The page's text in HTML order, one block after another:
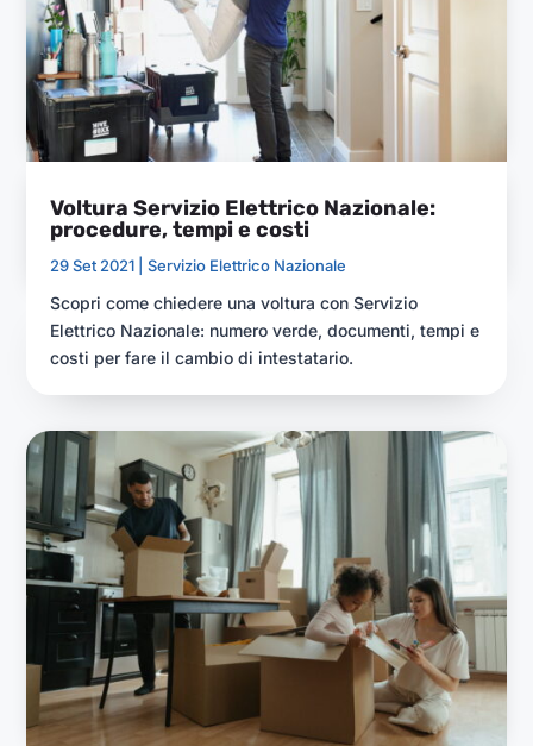
Voltura Servizio Elettrico Nazionale:
procedure, tempi e costi
29 Set 2021 |Servizio Elettrico Nazionale
Scopri come chiedere una voltura con Servizio
Elettrico Nazionale: numero verde, documenti, tempi e
costi per fare il cambio di intestatario.